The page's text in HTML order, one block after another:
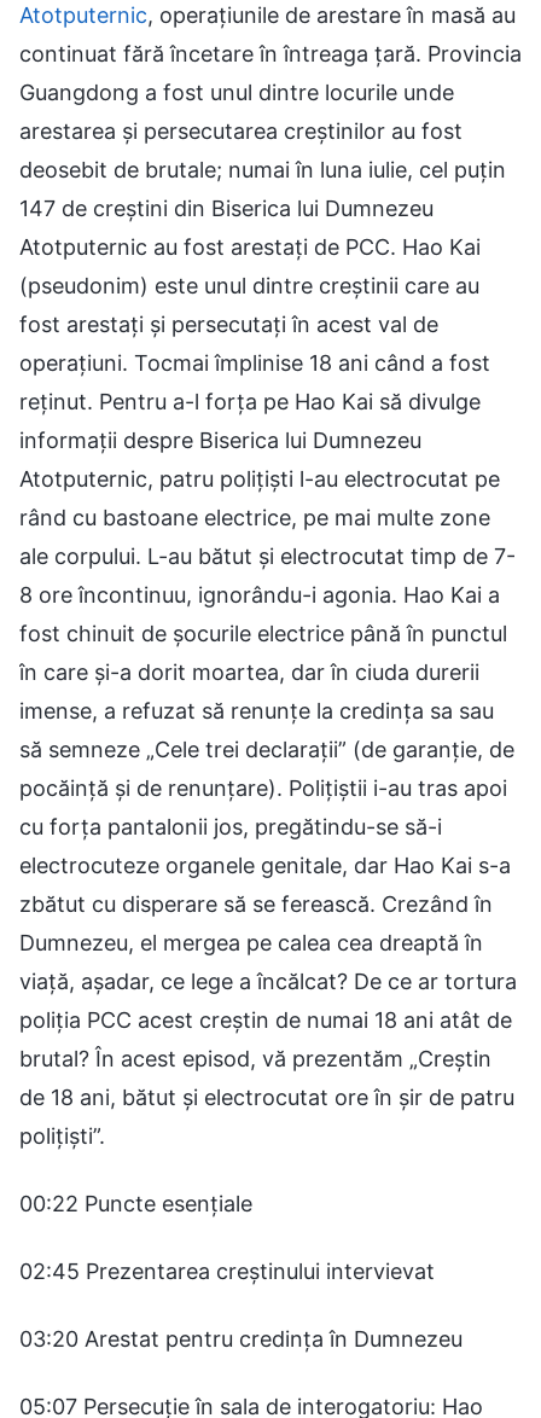
Atotputernic, operațiunile de arestare în masă au
continuat fără încetare în întreaga țară. Provincia
Guangdong a fost unul dintre locurile unde
arestarea și persecutarea creștinilor au fost
deosebit de brutale; numai în luna iulie, cel puțin
147 de creștini din Biserica lui Dumnezeu
Atotputernic au fost arestați de PCC. Hao Kai
(pseudonim) este unul dintre creștinii care au
fost arestați și persecutați în acest val de
operațiuni. Tocmai împlinise 18 ani când a fost
reținut. Pentru a-l forța pe Hao Kai să divulge
informații despre Biserica lui Dumnezeu
Atotputernic, patru polițiști l-au electrocutat pe
rând cu bastoane electrice, pe mai multe zone
ale corpului. L-au bătut și electrocutat timp de 7-
8 ore încontinuu, ignorându-i agonia. Hao Kai a
fost chinuit de șocurile electrice până în punctul
în care și-a dorit moartea, dar în ciuda durerii
imense, a refuzat să renunțe la credința sa sau
să semneze „Cele trei declarații” (de garanție, de
pocăință și de renunțare). Polițiștii i-au tras apoi
cu forța pantalonii jos, pregătindu-se să-i
electrocuteze organele genitale, dar Hao Kai s-a
zbătut cu disperare să se ferească. Crezând în
Dumnezeu, el mergea pe calea cea dreaptă în
viață, așadar, ce lege a încălcat? De ce ar tortura
poliția PCC acest creștin de numai 18 ani atât de
brutal? În acest episod, vă prezentăm „Creștin
de 18 ani, bătut și electrocutat ore în șir de patru
polițiști”.
00:22 Puncte esențiale
02:45 Prezentarea creștinului intervievat
03:20 Arestat pentru credința în Dumnezeu
05:07 Persecuție în sala de interogatoriu: Hao